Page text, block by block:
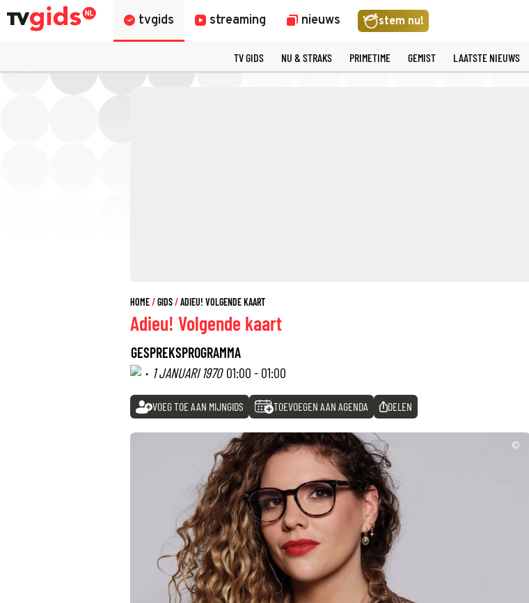
tvgids streaming nieuws stem nu!
TV GIDS NU & STRAKS PRIMETIME GEMIST LAATSTE NIEUWS
HOME GIDS ADIEU! VOLGENDE KAART
Adieu! Volgende kaart
GESPREKSPROGRAMMA
· 1 JANUARI 1970 01:00 - 01:00
VOEG TOE AAN MIJNGIDS TOEVOEGEN AAN AGENDA DELEN
©